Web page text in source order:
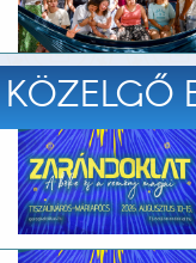
KÖZELGŐ